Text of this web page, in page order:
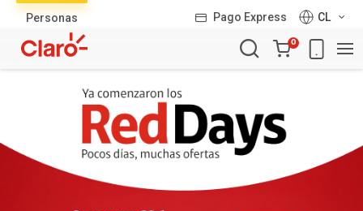
Personas Pago Express
CL
Carro
de
0
productos